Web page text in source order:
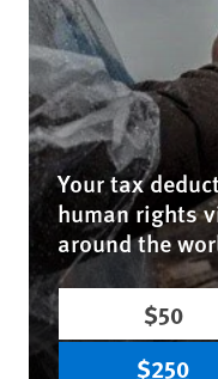
Your tax
human rights
around the
$50
$250